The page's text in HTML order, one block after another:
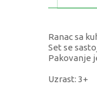
Ranac sa
Set se
Pakovanje
Uzrast: 3+